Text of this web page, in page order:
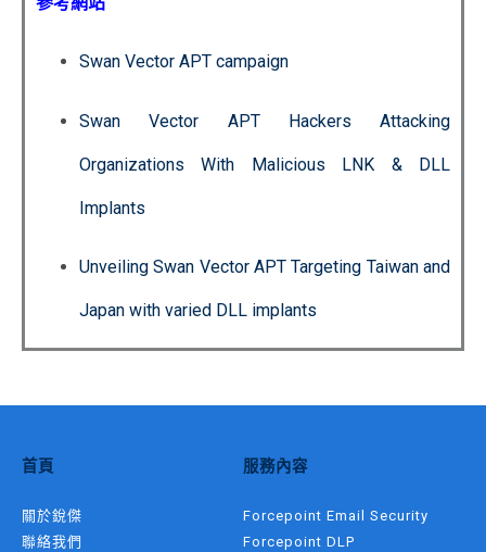
Swan Vector APT campaign
Swan Vector APT Hackers Attacking
Organizations With Malicious LNK & DLL
Implants
Unveiling Swan Vector APT Targeting Taiwan and
Japan with varied DLL implants
首頁
關於銳傑
聯絡我們
服務內容
Forcepoint Email Security
Forcepoint DLP